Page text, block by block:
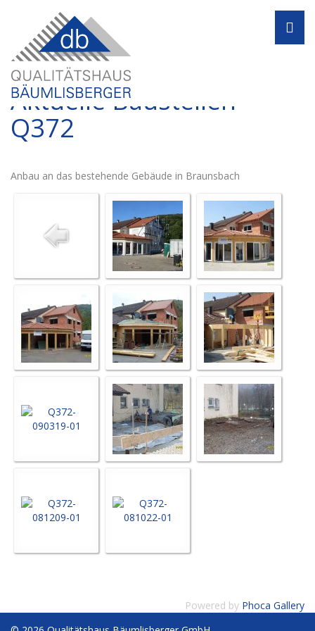
Aktuelle Baustellen -
Q372
Anbau an das bestehende Gebäude in Braunsbach
Powered by Phoca Gallery